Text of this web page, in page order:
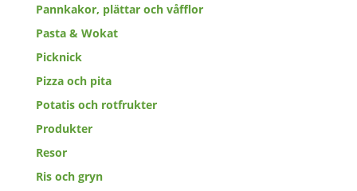
Pannkakor, plättar och våfflor
Pasta & Wokat
Picknick
Pizza och pita
Potatis och rotfrukter
Produkter
Resor
Ris och gryn